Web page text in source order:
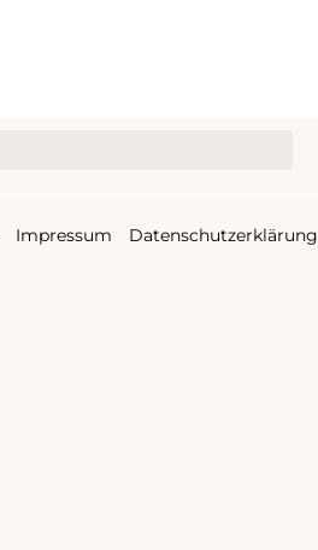
Impressum Datenschutzerklärung